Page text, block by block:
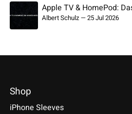
Apple TV & HomePod:
Albert Schulz—25 Jul 2026
Shop
iPhone Sleeves